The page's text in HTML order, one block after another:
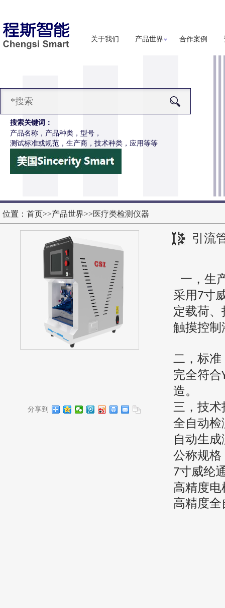
关于我们 产品世界 合作案例
搜索关键词：
产品名称，产品种类，型号，
测试标准或规范，生产商，技术种类，应用等等
电动轮椅车接插件疲劳测试仪
位置： 首页>>产品世界>>医疗类检测仪器
引流
分享到
一， 生
采用 7寸
定载荷
触摸控制
二， 标准
完全符合
造。
三， 技术
全自动检
自动生成
公称规格
7寸威纶
高精度
高精度